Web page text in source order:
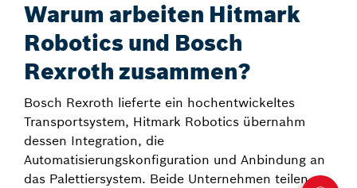
Warum arbeiten Hitmark
Robotics und Bosch
Rexroth zusammen?
Bosch Rexroth lieferte ein hochentwickeltes
Transportsystem, Hitmark Robotics übernahm
dessen Integration, die
Automatisierungskonfiguration und Anbindung an
das Palettiersystem. Beide Unternehmen teilen